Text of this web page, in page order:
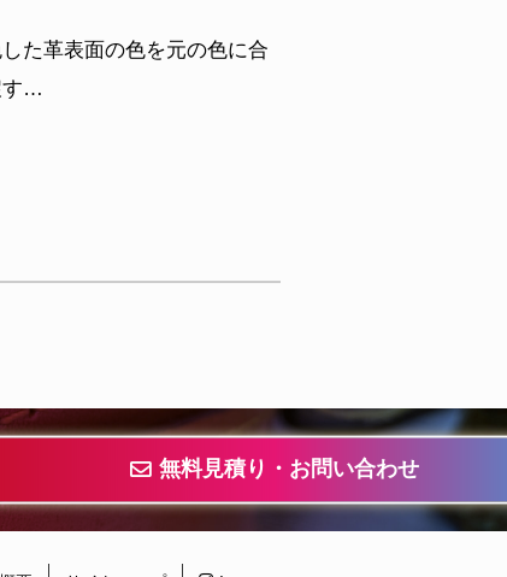
た革表面の色を元の色に合
す…
無料見積り・お問い合わせ